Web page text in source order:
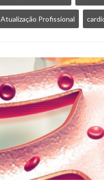
Atualização Profissional